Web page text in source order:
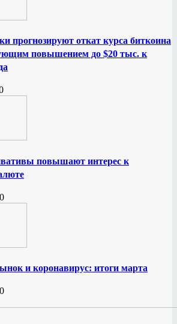
прогнозируют откат курса биткоина
повышением до $20 тыс. к
повышают интерес к
и коронавирус: итоги марта